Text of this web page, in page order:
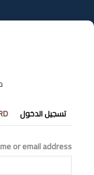
إلى
المحتوى
التبويبات
الأساسية
تسجيل الدخول
or email address